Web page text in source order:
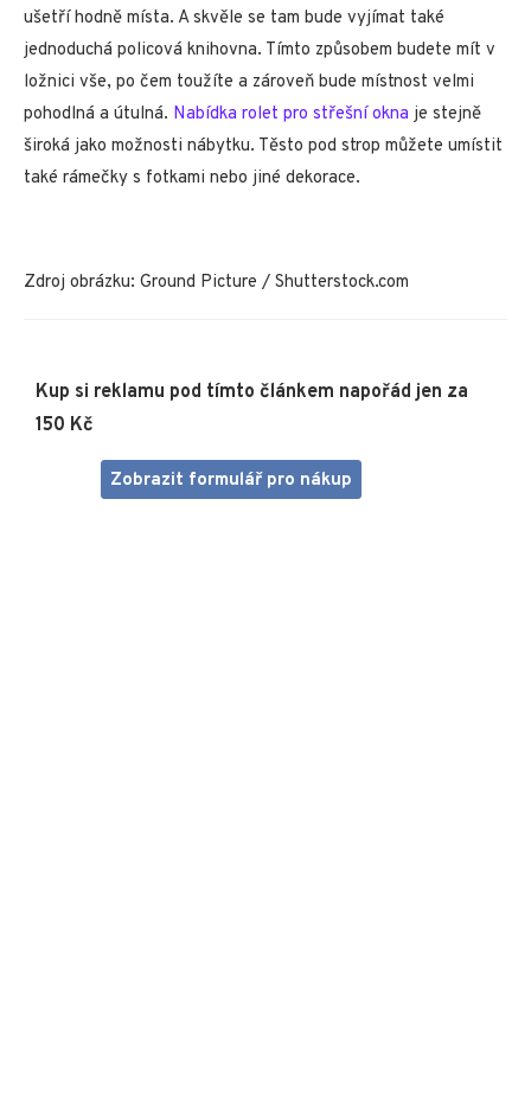
ušetří hodně místa. A skvěle se tam bude vyjímat také
jednoduchá policová knihovna. Tímto způsobem budete mít v
ložnici vše, po čem toužíte a zároveň bude místnost velmi
pohodlná a útulná. Nabídka rolet pro střešní okna je stejně
široká jako možnosti nábytku. Těsto pod strop můžete umístit
také rámečky s fotkami nebo jiné dekorace.
Zdroj obrázku: Ground Picture / Shutterstock.com
Kup si reklamu pod tímto článkem napořád jen za
150 Kč
Zobrazit formulář pro nákup